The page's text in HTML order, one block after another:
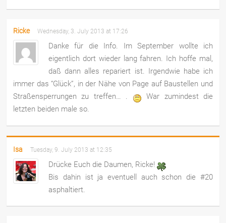
Ricke Wednesday, 3. July 2013 at 17:26
Danke für die Info. Im September wollte ich
eigentlich dort wieder lang fahren. Ich hoffe mal,
daß dann alles repariert ist. Irgendwie habe ich
immer das “Glück”, in der Nähe von Page auf Baustellen und
Straßensperrungen zu treffen… .
War zumindest die
letzten beiden male so.
Isa Tuesday, 9. July 2013 at 12:35
Drücke Euch die Daumen, Ricke!
Bis dahin ist ja eventuell auch schon die #20
asphaltiert.